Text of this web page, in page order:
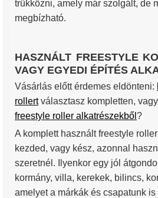
trükközni, amely már szolgált, de
megbízható.
HASZNÁLT FREESTYLE
VAGY EGYEDI ÉPÍTÉS
Vásárlás előtt érdemes eldönteni:
rollertválasztasz kompletten,
freestyle roller alkatrészekből ?
A komplett használt freestyle
kezded, vagy kész, azonnal
szeretnél. Ilyenkor egy jól
kormány, villa, kerekek, bilincs,
amelyet a márkák és csapatunk is